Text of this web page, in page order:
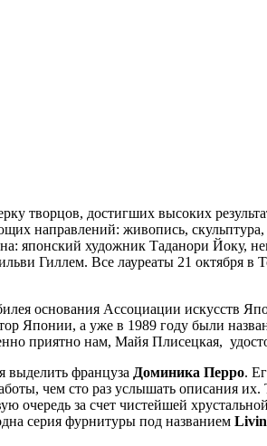
творцов, достигших высоких
направлений: живопись,
японский художник Таданори Йоку,
Гиллем. Все лауреаты 21 октября
основания Ассоциации искусств
Японии, а уже в 1989 году были
приятно нам, Майя Плисецкая,
выделить француза Доминика Перро.
чем сто раз услышать описания
очередь за счет чистейшей
серия фурнитуры под названием